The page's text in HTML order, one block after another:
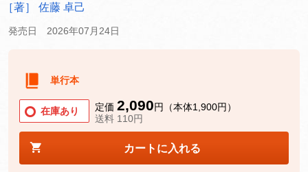
［著］ 佐藤 卓己
発売日 2026年07月24日
単行本
在庫あり 定価 2,090円（本体1,900円）
送料 110円
カートに入れる